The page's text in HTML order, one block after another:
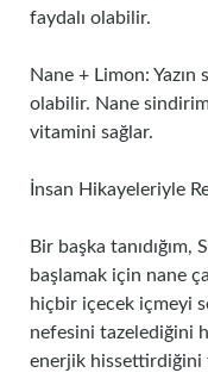
faydalı olabilir.
Nane + Limon:
olabilir. Nane
vitamini sağlar.
İnsan Hikayeleriyle
Bir başka
başlamak için nane
hiçbir içecek içmeyi
nefesini tazelediğini
enerjik hissettirdiğini